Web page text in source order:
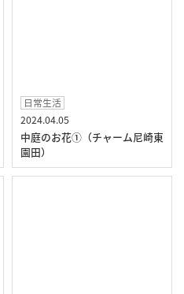
日常生活
2024.04.05
中庭のお花①（チャーム尼崎東
園田）